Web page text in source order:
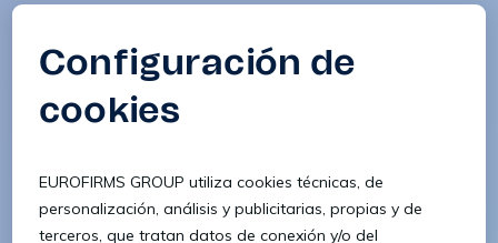
Contraseña
Confirmar contraseña